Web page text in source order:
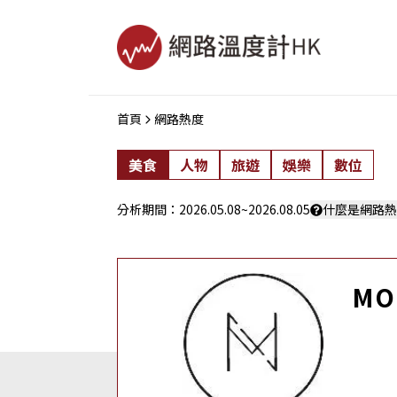
首頁 網路熱度
美食 人物 旅遊 娛樂 數位
分析期間： 2026.05.08~2026.08.05 什麼是網路